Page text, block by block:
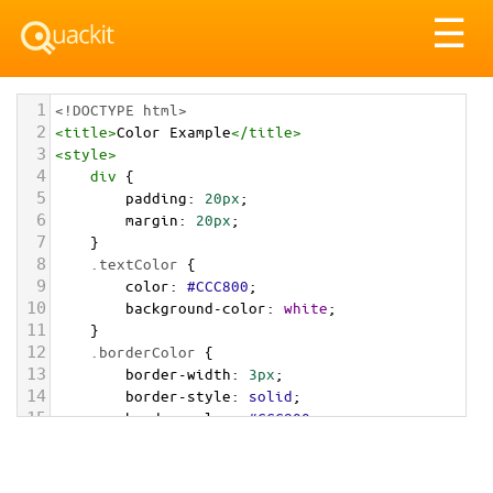
☰
1 <!DOCTYPE html>
2 <title>Color Example</title>
3 <style>
4 div {
5 padding: 20px;
6 margin: 20px;
7 }
8 .textColor {
9 color: #CCC800;
10 background-color: white;
11 }
12 .borderColor {
13 border-width: 3px;
14 border-style: solid;
15 border-color: #CCC800;